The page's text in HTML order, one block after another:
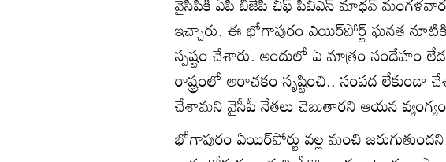
ఇచ్చారు. ఈ భోగాపురం ఎయిర్‌పోర్ట్ ఘనత
స్పష్టం చేశారు. అందులో ఏ మాత్రం సందేహం
రాష్ట్రంలో అరాచకం సృష్టించి.. సంపద లేకుండా
చేశామని వైసీపీ నేతలు చెబుతారని ఆయన
భోగాపురం ఏయిర్‌పోర్టు వల్ల మంచి